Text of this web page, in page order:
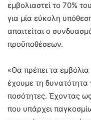
εμβολιαστεί το 70%
για μία εύκολη
απαιτείται ο
προϋποθέσεων.
«Θα πρέπει τα
έχουμε τη
ποσότητες. Έχοντας
που υπάρχει